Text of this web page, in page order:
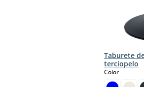
Taburete
terciopelo
Colorselect